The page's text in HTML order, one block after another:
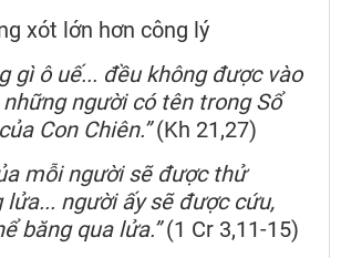
xót lớn hơn công lý
gì ô uế... đều không được vào
người có tên trong Sổ
Con Chiên.”(Kh 21,27)
mỗi người sẽ được thử
lửa... người ấy sẽ được cứu,
băng qua lửa.”(1 Cr 3,11-15)